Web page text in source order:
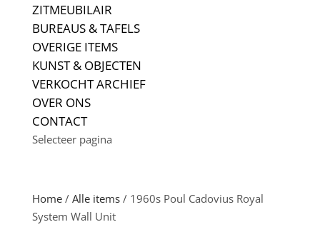
ZITMEUBILAIR
BUREAUS & TAFELS
OVERIGE ITEMS
KUNST & OBJECTEN
VERKOCHT ARCHIEF
OVER ONS
CONTACT
Selecteer pagina
Home/ Alle items/ 1960s Poul Cadovius Royal
System Wall Unit